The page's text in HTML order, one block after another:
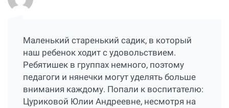
Маленький старенький садик, в который
наш ребенок ходит с удовольствием.
Ребятишек в группах немного, поэтому
педагоги и нянечки могут уделять больше
внимания каждому. Попали к воспитателю:
Цуриковой Юлии Андреевне, несмотря на